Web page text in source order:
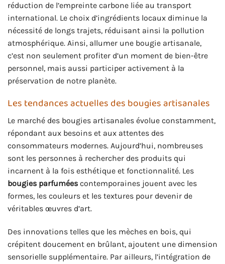
réduction de l’empreinte carbone liée au transport
international. Le choix d’ingrédients locaux diminue la
nécessité de longs trajets, réduisant ainsi la pollution
atmosphérique. Ainsi, allumer une bougie artisanale,
c’est non seulement profiter d’un moment de bien-être
personnel, mais aussi participer activement à la
préservation de notre planète.
Les tendances actuelles des bougies artisanales
Le marché des bougies artisanales évolue constamment,
répondant aux besoins et aux attentes des
consommateurs modernes. Aujourd’hui, nombreuses
sont les personnes à rechercher des produits qui
incarnent à la fois esthétique et fonctionnalité. Les
bougies parfumées contemporaines jouent avec les
formes, les couleurs et les textures pour devenir de
véritables œuvres d’art.
Des innovations telles que les mèches en bois, qui
crépitent doucement en brûlant, ajoutent une dimension
sensorielle supplémentaire. Par ailleurs, l’intégration de